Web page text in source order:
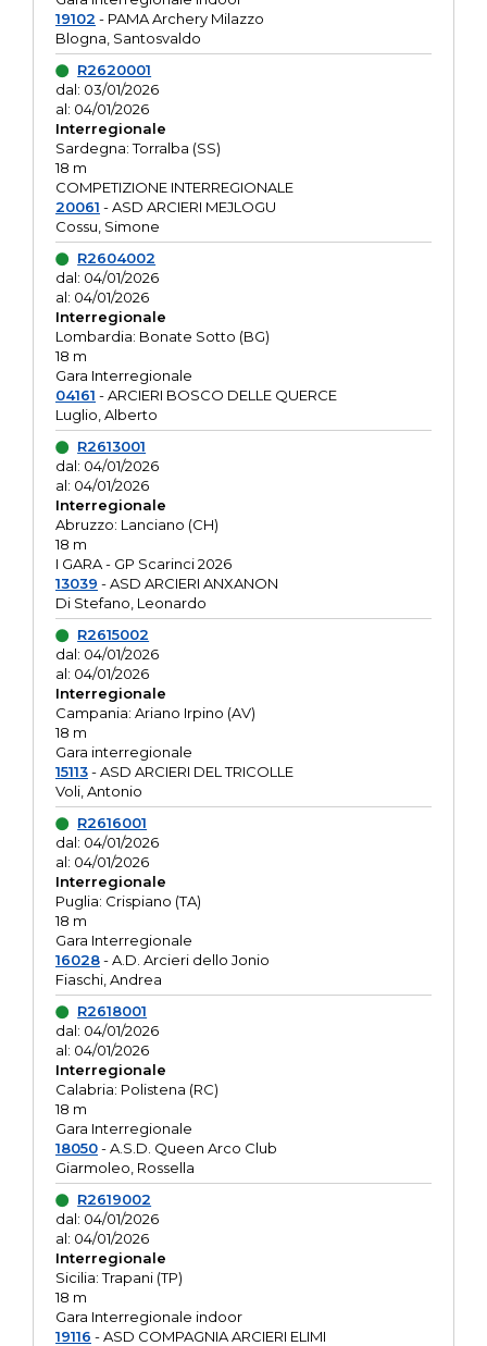
19102 - PAMA Archery Milazzo
Blogna, Santosvaldo
R2620001
dal: 03/01/2026
al: 04/01/2026
Interregionale
Sardegna: Torralba (SS)
18 m
COMPETIZIONE INTERREGIONALE
20061 - ASD ARCIERI MEJLOGU
Cossu, Simone
R2604002
dal: 04/01/2026
al: 04/01/2026
Interregionale
Lombardia: Bonate Sotto (BG)
18 m
Gara Interregionale
04161 - ARCIERI BOSCO DELLE QUERCE
Luglio, Alberto
R2613001
dal: 04/01/2026
al: 04/01/2026
Interregionale
Abruzzo: Lanciano (CH)
18 m
I GARA - GP Scarinci 2026
13039 - ASD ARCIERI ANXANON
Di Stefano, Leonardo
R2615002
dal: 04/01/2026
al: 04/01/2026
Interregionale
Campania: Ariano Irpino (AV)
18 m
Gara interregionale
15113- ASD ARCIERI DEL TRICOLLE
Voli, Antonio
R2616001
dal: 04/01/2026
al: 04/01/2026
Interregionale
Puglia: Crispiano (TA)
18 m
Gara Interregionale
16028- A.D. Arcieri dello Jonio
Fiaschi, Andrea
R2618001
dal: 04/01/2026
al: 04/01/2026
Interregionale
Calabria: Polistena (RC)
18 m
Gara Interregionale
18050- A.S.D. Queen Arco Club
Giarmoleo, Rossella
R2619002
dal: 04/01/2026
al: 04/01/2026
Interregionale
Sicilia: Trapani (TP)
18 m
Gara Interregionale indoor
19116 - ASD COMPAGNIA ARCIERI ELIMI